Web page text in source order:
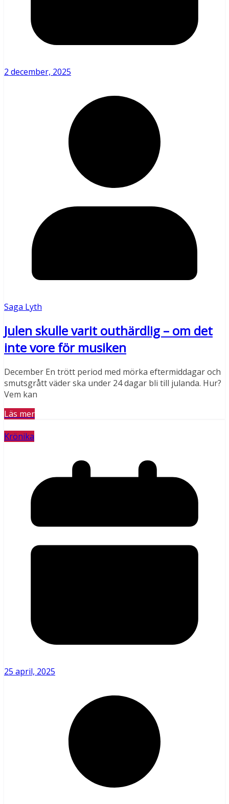
2 december, 2025
Saga Lyth
Julen skulle varit outhärdlig – om det
inte vore för musiken
December En trött period med mörka eftermiddagar och
smutsgrått väder ska under 24 dagar bli till julanda. Hur?
Vem kan
Läs mer
Krönika
25 april, 2025